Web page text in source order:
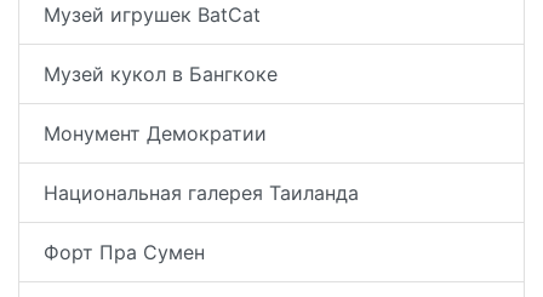
Музей игрушек BatCat
Музей кукол в Бангкоке
Монумент Демократии
Национальная галерея Таиланда
Форт Пра Сумен